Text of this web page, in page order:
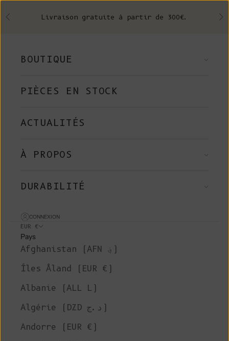
Précédent Livraison gratuite à partir de 300€.
BOUTIQUE
PIÈCES EN STOCK
ACTUALITÉS
À PROPOS
DURABILITÉ
CONNEXION
EUR €
Pays
Afghanistan (AFN ؋)
Îles Åland (EUR €)
Albanie (ALL L)
Algérie (DZD د.ج)
Andorre (EUR €)